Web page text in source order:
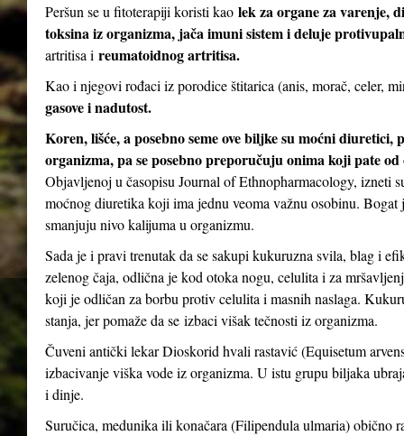
Peršun se u fitoterapiji koristi kao lek za organe za varenje,
toksina iz organizma, jača imuni sistem i deluje
artritisa i reumatoidnog artritisa.
Kao i njegovi rođaci iz porodice štitarica (anis, morač, celer,
gasove i nadutost.
Koren, lišće, a posebno seme ove biljke su moćni diuretici,
organizma, pa se posebno preporučuju onima koji pate
Objavljenoj u časopisu Journal of Ethnopharmacology, izneti
moćnog diuretika koji ima jednu veoma važnu osobinu.
smanjuju nivo kalijuma u ​​organizmu.
Sada je i pravi trenutak da se sakupi kukuruzna svila, blag i
zelenog čaja, odlična je kod otoka nogu, celulita i za
koji je odličan za borbu protiv celulita i masnih naslaga.
stanja, jer pomaže da se izbaci višak tečnosti iz organizma.
Čuveni antički lekar Dioskorid hvali rastavić (Equisetum
izbacivanje viška vode iz organizma. U istu grupu biljaka
i dinje.
Suručica, medunika ili konačara (Filipendula ulmaria) obično